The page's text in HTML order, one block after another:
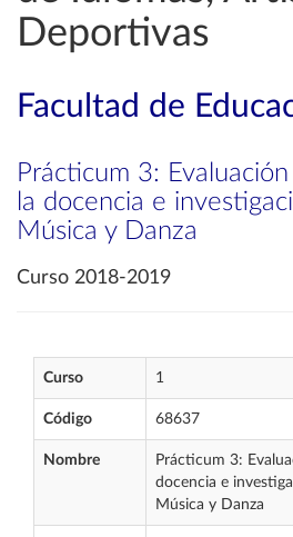
Deportivas
Facultad de
Prácticum 3:
la docencia e
Música y Danza
Curso 2018-2019
Curso 1
Código 68637
Nombre
Prácticum 3:
docencia e
Música y Danza